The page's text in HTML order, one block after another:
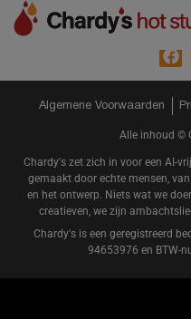
Chardy hot stuff
, fine
Alle inhoud ©
Algemene Voorwaarden
Chardy's zet zich in voor een AI-
gemaakt door echte mensen,
en het ontwerp. Niets wat we
creatieven, we zijn
Chardy's is een geregistreerd
94653976 en BTW-